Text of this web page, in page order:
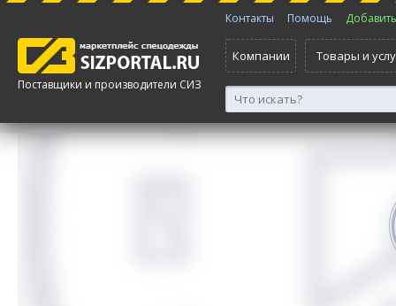
Поставщики и производители СИЗ
Контакты Помощь
Компании Товары и